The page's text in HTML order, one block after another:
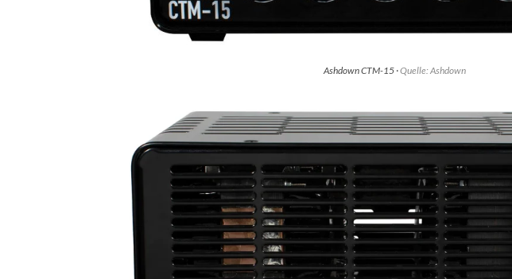
Ashdown CTM-15 ·Quelle: Ashdown